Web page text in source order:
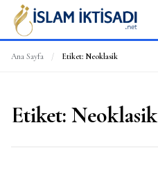
Ana Sayfa / Etiket: Neoklasik
Etiket: Neoklasik